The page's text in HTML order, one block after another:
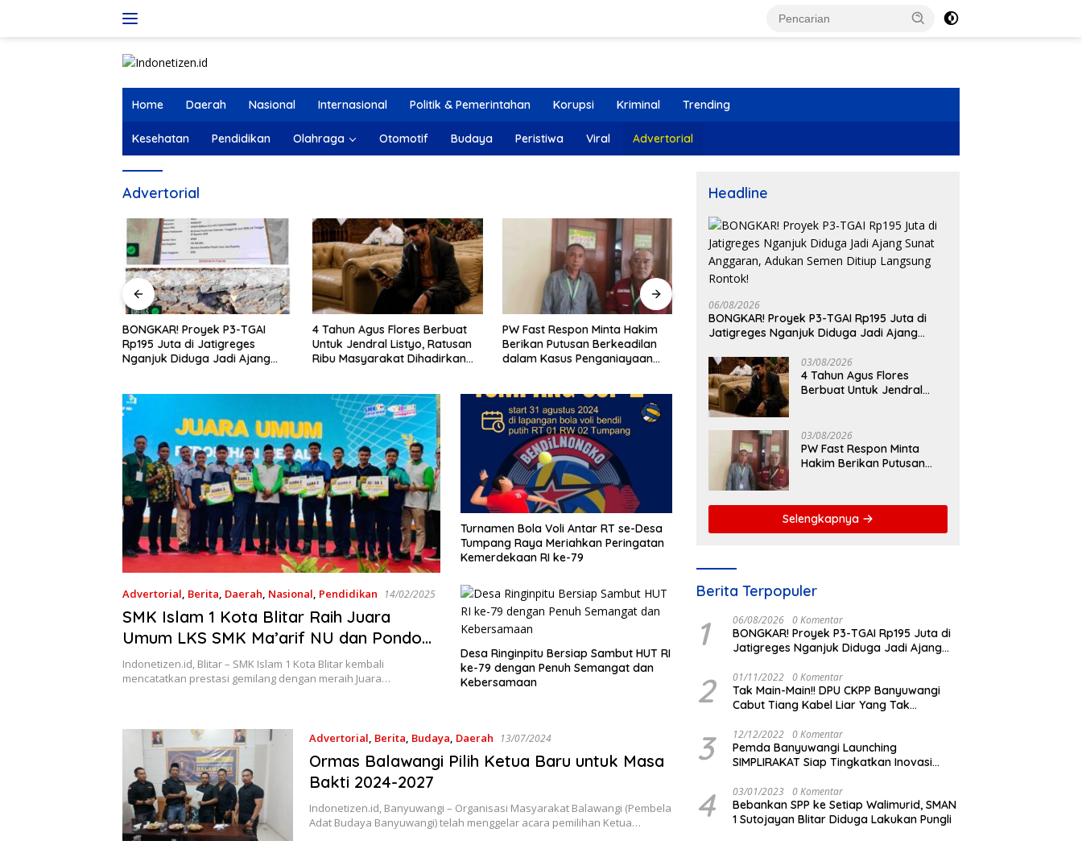
Home Daerah Nasional Internasional Politik & Pemerintahan Korupsi Kriminal Trending
Kesehatan Pendidikan Olahraga Otomotif Budaya Peristiwa Viral Advertorial
Advertorial
4 Tahun Agus Flores Berbuat
Untuk Jendral Listyo, Ratusan
Ribu Masyarakat Dihadirkan
PW Fast Respon Minta Hakim
Berikan Putusan Berkeadilan
dalam Kasus Penganiayaan
Anggaran Jalan 2026
Dipangkas Rp23 Miliar, Kadis
PUPR Kab. Blitar: Pengawasan
Opini: Penegakan Hukum
Pertambangan di Banyuwangi
Jangan Tebang Pilih
Pemerintah Kota Kediri
Pastikan Program Seragam
Rp5,68 Miliar dari APBD
Advertorial, Berita, Daerah, Nasional, Pendidikan 14/02/2025
SMK Islam 1 Kota Blitar Raih Juara
Umum LKS SMK Ma’arif NU dan Pondok
Pesantren Se-Jawa Timur
Indonetizen.id, Blitar – SMK Islam 1 Kota Blitar kembali
mencatatkan prestasi gemilang dengan meraih Juara…
Turnamen Bola Voli Antar RT se-Desa
Tumpang Raya Meriahkan Peringatan
Kemerdekaan RI ke-79
Desa Ringinpitu Bersiap Sambut HUT RI
ke-79 dengan Penuh Semangat dan
Kebersamaan
Advertorial, Berita, Budaya, Daerah 13/07/2024
Ormas Balawangi Pilih Ketua Baru untuk Masa
Bakti 2024-2027
Indonetizen.id, Banyuwangi – Organisasi Masyarakat Balawangi (Pembela
Adat Budaya Banyuwangi) telah menggelar acara pemilihan Ketua…
Headline
06/08/2026
BONGKAR! Proyek P3-TGAI Rp195 Juta di
Jatigreges Nganjuk Diduga Jadi Ajang
Langsung Rontok!03/08/2026
4 Tahun Agus Flores
Berbuat Untuk Jendral
Dilapangan
03/08/2026
PW Fast Respon Minta
Hakim Berikan Putusan
Selengkapnya
Berita Terpopuler
1 06/08/2026 0 Komentar
BONGKAR! Proyek P3-TGAI Rp195 Juta di
Jatigreges Nganjuk Diduga Jadi Ajang
Langsung Rontok!
2 01/11/2022 0 Komentar
Tak Main-Main!! DPU CKPP Banyuwangi
Cabut Tiang Kabel Liar Yang Tak
3 12/12/2022 0 Komentar
Pemda Banyuwangi Launching
SIMPLIRAKAT Siap Tingkatkan Inovasi
4 03/01/2023 0 Komentar
Bebankan SPP ke Setiap Walimurid, SMAN
1 Sutojayan Blitar Diduga Lakukan Pungli